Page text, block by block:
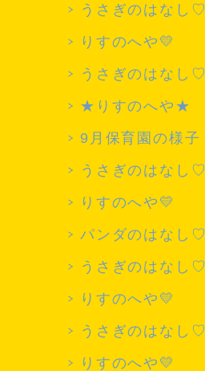
毎月
うさぎのはなし♡
りすのへや💛
うさぎのはなし♡
★りすのへや★
9月保育園の様子
うさぎのはなし♡
りすのへや💛
パンダのはなし♡
うさぎのはなし♡
りすのへや💛
うさぎのはなし♡
りすのへや💛